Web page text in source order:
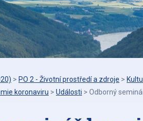
> PO 2 - Životní prostředí a zdroje >
koronaviru > Události > Odborný